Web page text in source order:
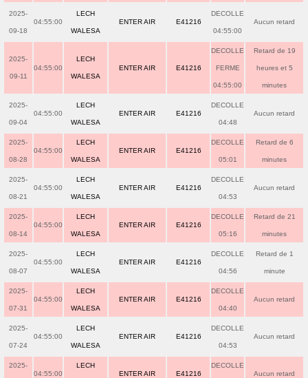
2025-
09-18
04:55:00
LECH
WALESA
ENTER AIR E41216
DECOLLE
04:55:00
Aucun retard
2025-
09-11
04:55:00
LECH
WALESA
ENTER AIR E41216
DECOLLE
FERME
04:55:00
Retard de 19
heures et 5
minutes
2025-
09-04
04:55:00
LECH
WALESA
ENTER AIR E41216
DECOLLE
04:48
Aucun retard
2025-
08-28
04:55:00
LECH
WALESA
ENTER AIR E41216
DECOLLE
05:01
Retard de 6
minutes
2025-
08-21
04:55:00
LECH
WALESA
ENTER AIR E41216
DECOLLE
04:53
Aucun retard
2025-
08-14
04:55:00
LECH
WALESA
ENTER AIR E41216
DECOLLE
05:16
Retard de 21
minutes
2025-
08-07
04:55:00
LECH
WALESA
ENTER AIR E41216
DECOLLE
04:56
Retard de 1
minute
2025-
07-31
04:55:00
LECH
WALESA
ENTER AIR E41216
DECOLLE
04:40
Aucun retard
2025-
07-24
04:55:00
LECH
WALESA
ENTER AIR E41216
DECOLLE
04:53
Aucun retard
2025-
04:55:00
LECH
ENTER AIR E41216
DECOLLE
Aucun retard